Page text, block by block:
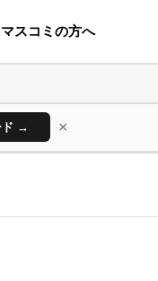
スコミの方へ
ド → ×